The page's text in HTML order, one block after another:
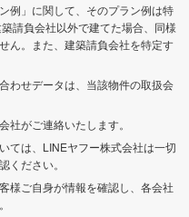
例」に関して、そのプラン例は特
請負会社以外で建てた場合、同様
ん。また、建築請負会社を特定す
わせデータは、当該物件の取扱会
社がご連絡いたします。
ては、LINEヤフー株式会社は一切
ください。
様ご自身が情報を確認し、各会社